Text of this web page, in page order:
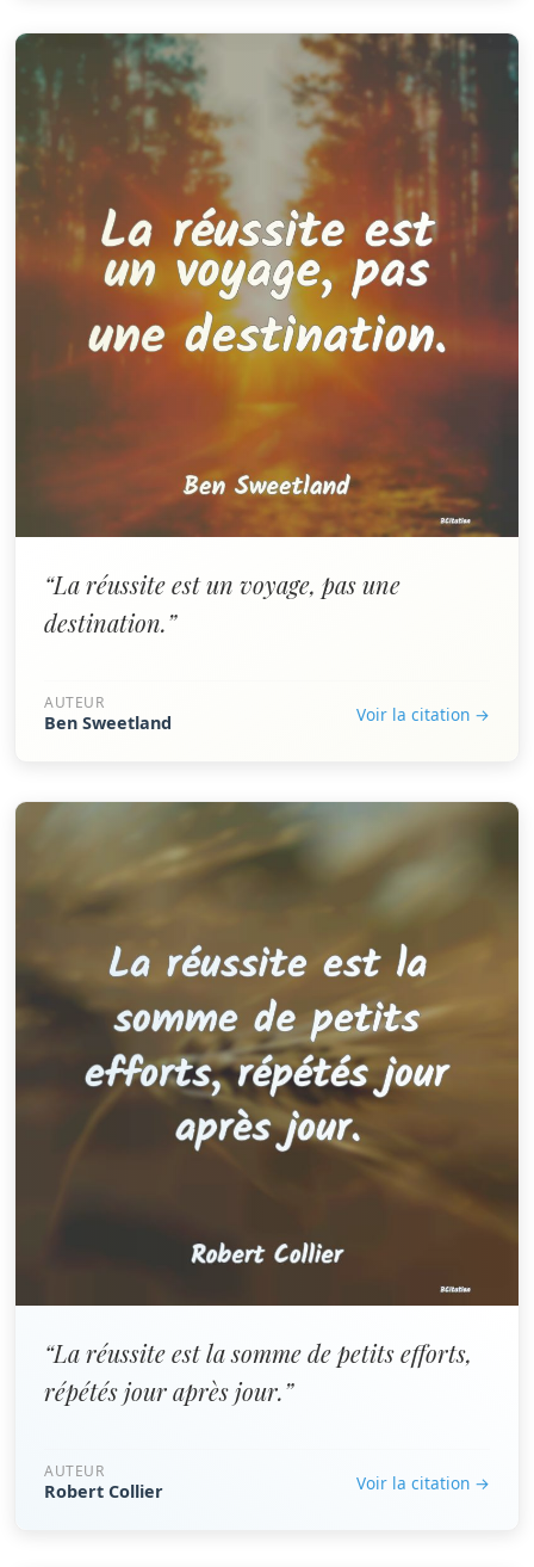
“La réussite est un voyage, pas une
destination.”
AUTEUR
Ben Sweetland Voir la citation →
“La réussite est la somme de petits efforts,
répétés jour après jour.”
AUTEUR
Robert Collier Voir la citation →